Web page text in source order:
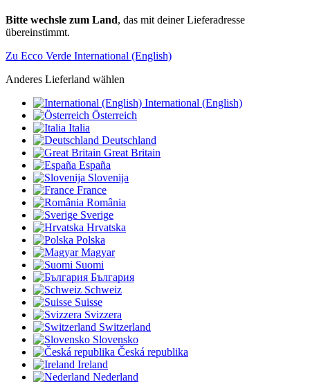
Bitte wechsle zum Land, das mit deiner Lieferadresse
übereinstimmt.
Zu Ecco Verde International (English)
Anderes Lieferland wählen
International (English)
Österreich
Italia
Deutschland
Great Britain
España
Slovenija
France
România
Sverige
Hrvatska
Polska
Magyar
Suomi
България
Schweiz
Suisse
Svizzera
Switzerland
Slovensko
Česká republika
Ireland
Nederland